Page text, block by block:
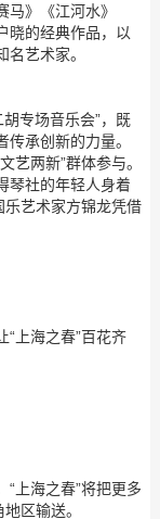
》《江河水》
晓的经典作品，以
艺术家。
专场音乐会”，既
承创新的力量。
艺两新”群体参与。
琴社的年轻人身着
乐艺术家方锦龙凭借
“上海之春”百花齐
上海之春”将把更多
区输送。